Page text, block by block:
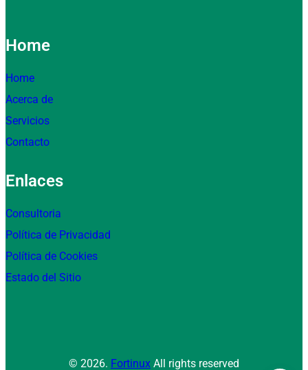
Home
Home
Acerca de
Servicios
Contacto
Enlaces
Consultoria
Política de Privacidad
Política de Cookies
Estado del Sitio
© 2026. Fortinux All rights reserved